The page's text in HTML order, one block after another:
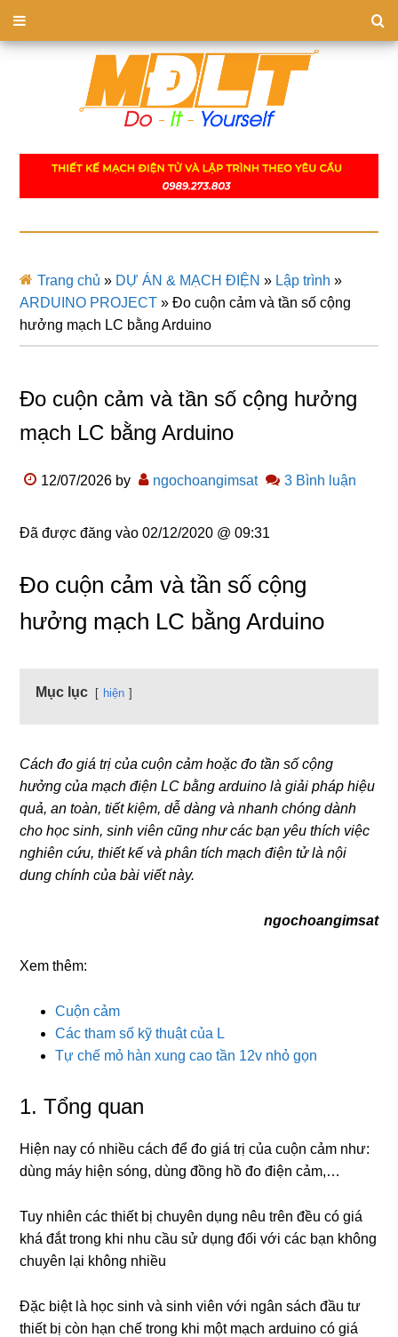
Trang chủ » DỰ ÁN & MẠCH ĐIỆN » Lập trình »
ARDUINO PROJECT »Đo cuộn cảm và tần số cộng
hưởng mạch LC bằng Arduino
Đo cuộn cảm và tần số cộng hưởng
mạch LC bằng Arduino
12/07/2026 by ngochoangimsat 3 Bình luận
Đã được đăng vào02/12/2020 @ 09:31
Đo cuộn cảm và tần số cộng
hưởng mạch LC bằng Arduino
Mục lục hiện
Cách đo giá trị của cuộn cảm hoặc đo tần số cộng
hưởng của mạch điện LC bằng arduino là giải pháp hiệu
quả, an toàn, tiết kiệm, dễ dàng và nhanh chóng dành
cho học sinh, sinh viên cũng như các bạn yêu thích việc
nghiên cứu, thiết kế và phân tích mạch điện tử là nội
dung chính của bài viết này.
ngochoangimsat
Xem thêm:
Cuộn cảm
Các tham số kỹ thuật của L
Tự chế mỏ hàn xung cao tần 12v nhỏ gọn
1. Tổng quan
Hiện nay có nhiều cách để đo giá trị của cuộn cảm như:
dùng máy hiện sóng, dùng đồng hồ đo điện cảm,…
Tuy nhiên các thiết bị chuyên dụng nêu trên đều có giá
khá đắt trong khi nhu cầu sử dụng đối với các bạn không
chuyên lại không nhiều
Đặc biệt là học sinh và sinh viên với ngân sách đầu tư
thiết bị còn hạn chế trong khi một mạch arduino có giá